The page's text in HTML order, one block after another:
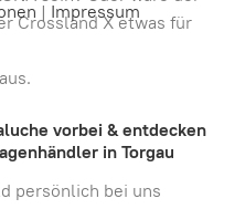
Crossland X etwas für
vorbei & entdecken
in Torgau
persönlich bei uns
| Impressum